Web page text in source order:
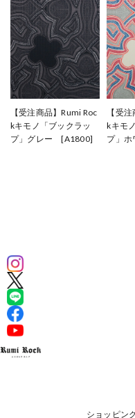
【受注商品】Rumi Roc
kキモノ「ブックラッ
プ」グレー [A1800]
【受
kキモ
プ」
ショッピン